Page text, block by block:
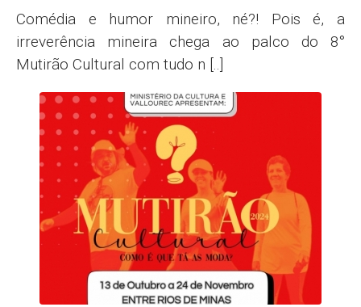
Comédia e humor mineiro, né?! Pois é, a
irreverência mineira chega ao palco do 8°
Mutirão Cultural com tudo n [..]